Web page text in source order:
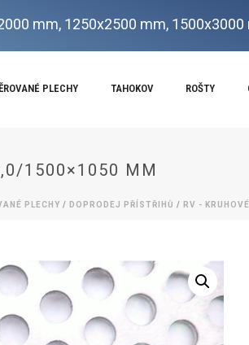
mm, 1250x2500 mm,
PLECHY TAHOKOV ROŠTY
1500×1050 MM
PLECHY / DOPRODEJ PŘÍSTŘIHŮ / RV -